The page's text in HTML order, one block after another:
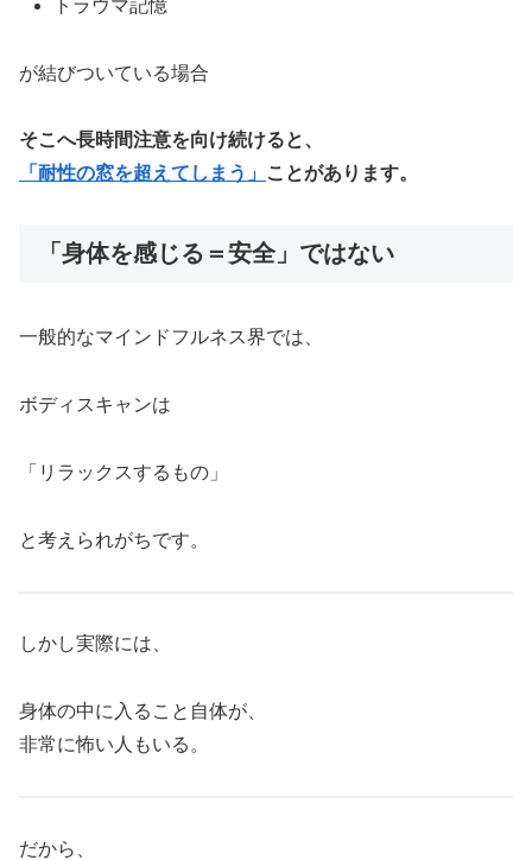
トラウマ記憶
が結びついている場合
そこへ長時間注意を向け続けると、
「耐性の窓を超えてしまう」 ことがあります。
「身体を感じる＝安全」ではない
一般的なマインドフルネス界では、
ボディスキャンは
「リラックスするもの」
と考えられがちです。
しかし実際には、
身体の中に入ること自体が、
非常に怖い人もいる。
だから、